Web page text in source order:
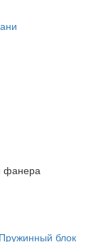
фанера
Пружинный блок